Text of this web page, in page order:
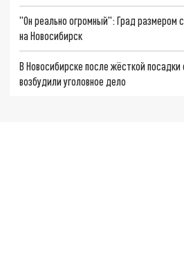
"Он реально огромный": Град размером
на Новосибирск
В Новосибирске после жёсткой
возбудили уголовное дело